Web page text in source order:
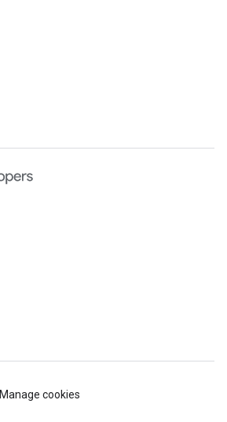
Manage cookies